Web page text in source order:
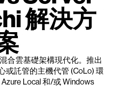
解決方
合雲基礎架構現代化。推出
或託管的主機代管 (CoLo) 環
Local 和/或 Windows